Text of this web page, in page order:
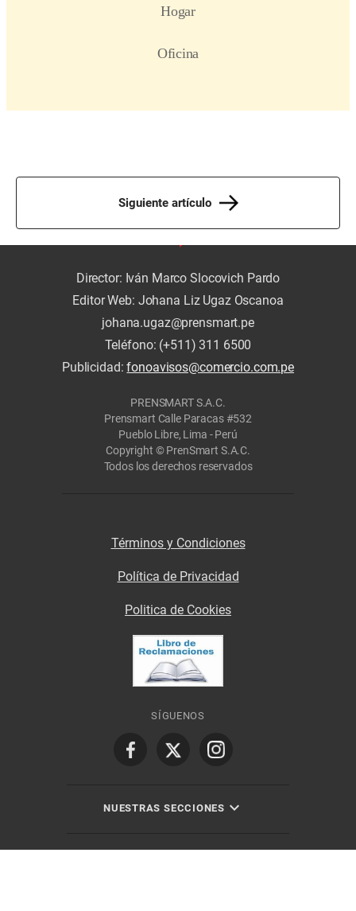
Siguiente artículo
Director: Iván Marco Slocovich Pardo
Editor Web: Johana Liz Ugaz Oscanoa
johana.ugaz@prensmart.pe
Teléfono: (+511) 311 6500
Publicidad:fonoavisos@comercio.com.pe
PRENSMART S.A.C.
Prensmart Calle Paracas #532
Pueblo Libre, Lima - Perú
Copyright © PrenSmart S.A.C.
Todos los derechos reservados
Términos y Condiciones
Política de Privacidad
Politica de Cookies
SÍGUENOS
NUESTRAS SECCIONES